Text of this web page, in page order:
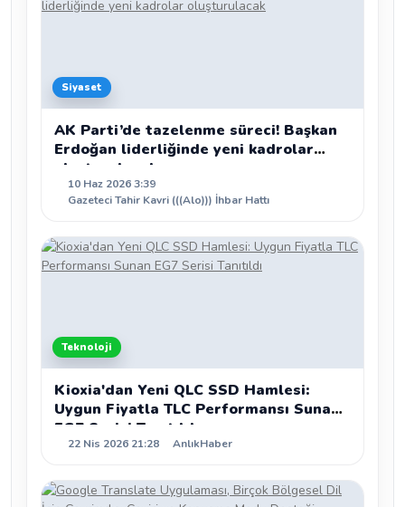
Siyaset
AK Parti’de tazelenme süreci! Başkan
Erdoğan liderliğinde yeni kadrolar
oluşturulacak
10 Haz 2026 3:39
Gazeteci Tahir Kavri (((Alo))) İhbar Hattı
Teknoloji
Kioxia'dan Yeni QLC SSD Hamlesi:
Uygun Fiyatla TLC Performansı Sunan
EG7 Serisi Tanıtıldı
22 Nis 2026 21:28 AnlıkHaber